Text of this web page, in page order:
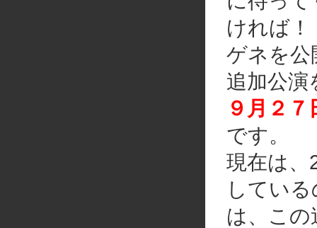
ければ！
ゲネを公
追加公演
９月２
です。
現在は、
してい
は、こ